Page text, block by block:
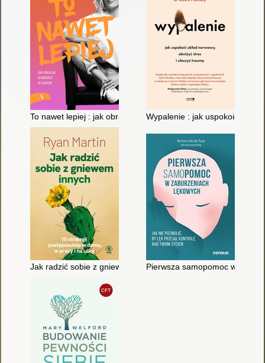
To nawet lepiej : jak obracać trudności w szanse
Wypalenie : jak uspokoić
Jak radzić sobie z gniewem innych : 10 strategii
Pierwsza samopomoc w